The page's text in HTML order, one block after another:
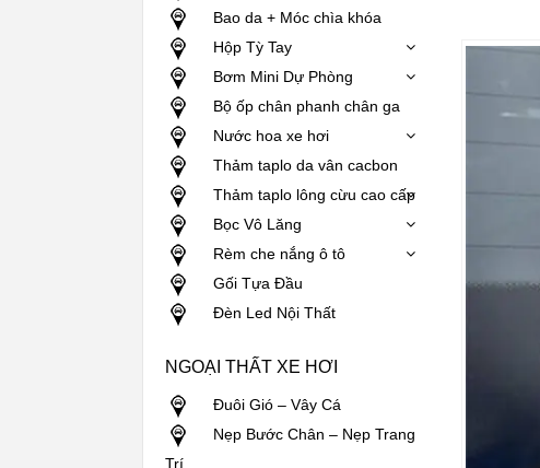
Bao da + Móc chìa khóa
Hộp Tỳ Tay
Bơm Mini Dự Phòng
Bộ ốp chân phanh chân ga
Nước hoa xe hơi
Thảm taplo da vân cacbon
Thảm taplo lông cừu cao cấp
Bọc Vô Lăng
Rèm che nắng ô tô
Gối Tựa Đầu
Đèn Led Nội Thất
NGOẠI THẤT XE HƠI
Đuôi Gió – Vây Cá
Nẹp Bước Chân – Nẹp Trang
Trí